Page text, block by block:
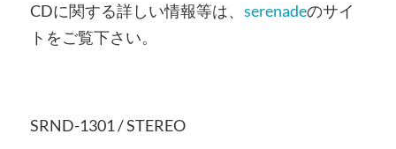
CDに関する詳しい情報等は、 serenadeのサイ
トをご覧下さい。
SRND-1301 / STEREO